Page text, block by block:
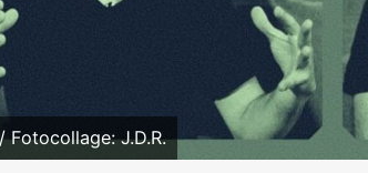
J.D.R.